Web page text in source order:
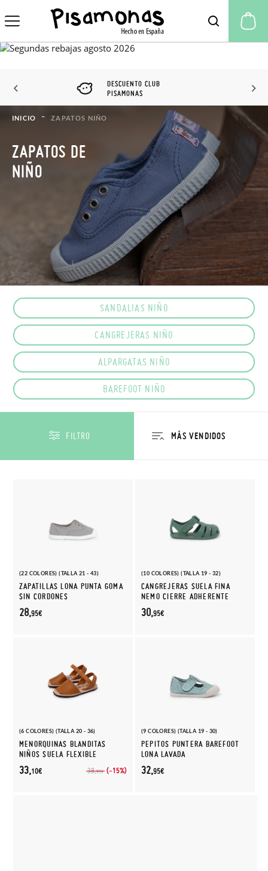
DESCUENTO CLUB
PISAMONAS
INICIO ZAPATOS NIÑO
ZAPATOS DE
NIÑO
SANDALIAS NIÑO
CANGREJERAS NIÑO
ALPARGATAS NIÑO
BAREFOOT NIÑO
FILTRO
(22 COLORES) (TALLA 21 - 43)
ZAPATILLAS LONA PUNTA GOMA
SIN CORDONES
28,95€
(10 COLORES) (TALLA 19 - 32)
CANGREJERAS SUELA FINA
NEMO CIERRE ADHERENTE
30,95€
(6 COLORES) (TALLA 20 - 36)
MENORQUINAS BLANDITAS
NIÑOS SUELA FLEXIBLE
38,95€ (-15%)
33,10€
(9 COLORES) (TALLA 19 - 30)
PEPITOS PUNTERA BAREFOOT
LONA LAVADA
32,95€